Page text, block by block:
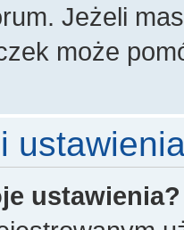
Jeżeli
może
ustawienia?